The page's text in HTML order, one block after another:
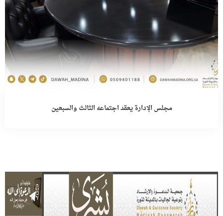
مجلس الإدارة يعقد اجتماعه الثالث والسبعين